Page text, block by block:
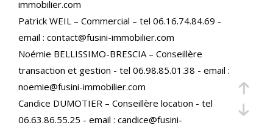
maîtrise en droit, offre aux propriétaires bailleurs un
accompagnement complet et diverses garanties
locatives. Nous gérons les aspects techniques,
juridiques et commerciaux, assurant ainsi la
tranquillité d’esprit des propriétaires.
Estimation précise de votre bien
immobilier.com
Patrick WEIL – Commercial – tel 06.16.74.84.69 -
email : contact@fusini-immobilier.com
Noémie BELLISSIMO-BRESCIA – Conseillère
transaction et gestion - tel 06.98.85.01.38 - email :
noemie@fusini-immobilier.com
Candice DUMOTIER – Conseillère location - tel
06.63.86.55.25 - email : candice@fusini-